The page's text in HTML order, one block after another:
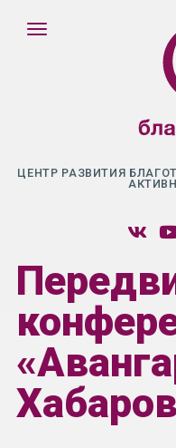
ЦЕНТР РАЗВИТИЯ